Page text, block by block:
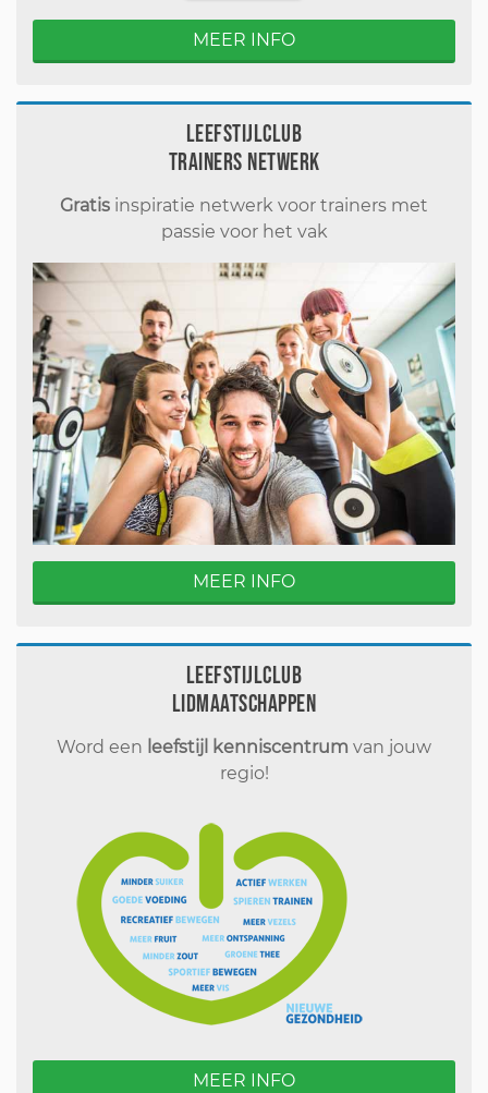
MEER INFO
Leefstijlclub
Trainers Netwerk
Gratis inspiratie netwerk voor trainers met
passie voor het vak
MEER INFO
Leefstijlclub
Lidmaatschappen
Word een leefstijl kenniscentrum van jouw
regio!
MEER INFO